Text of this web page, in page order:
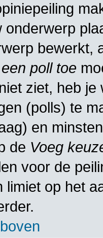
onderwerp
bewerkt,
poll toe
ziet, heb
(polls) te
en
de Voeg
voor de
limiet op het